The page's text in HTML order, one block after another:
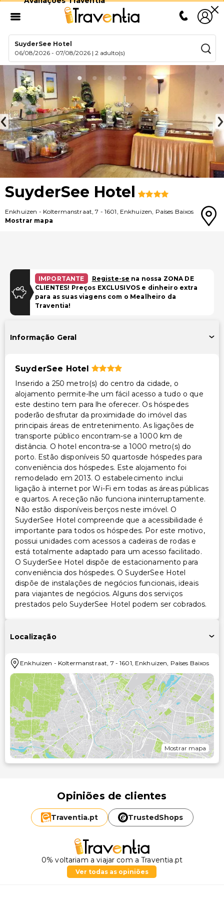
SuyderSee Hotel
06/08/2026 - 07/08/2026 |2 adulto(s)
SuyderSee Hotel
Enkhuizen - Koltermanstraat, 7 - 1601, Enkhuizen, Países Baixos
Mostrar mapa
IMPORTANTE Registe-se na nossa ZONA DE
CLIENTES! Preços EXCLUSIVOS e dinheiro extra
para as suas viagens com o Mealheiro da
Traventia!
Informação Geral
SuyderSee Hotel
Inserido a 250 metro(s) do centro da cidade, o
alojamento permite-lhe um fácil acesso a tudo o que
este destino tem para lhe oferecer. Os hóspedes
poderão desfrutar da proximidade do imóvel das
principais áreas de entretenimento. As ligações de
transporte público encontram-se a 1000 km de
distância. O hotel encontra-se a 1000 metro(s) do
porto. Estão disponíveis 50 quartosde hóspedes para
conveniência dos hóspedes. Este alojamento foi
remodelado em 2013. O estabelecimento inclui
ligação à internet por Wi-Fi em todas as áreas públicas
e quartos. A receção não funciona ininterruptamente.
Não estão disponíveis berços neste imóvel. O
SuyderSee Hotel compreende que a acessibilidade é
importante para todos os hóspedes. Por este motivo,
possui unidades com acessos a cadeiras de rodas e
está totalmente adaptado para um acesso facilitado.
O SuyderSee Hotel dispõe de estacionamento para
conveniência dos hóspedes. O SuyderSee Hotel
dispõe de instalações de negócios funcionais, ideais
para viajantes de negócios. Alguns dos serviços
prestados pelo SuyderSee Hotel podem ser cobrados.
Localização
Enkhuizen - Koltermanstraat, 7 -1601, Enkhuizen, Países Baixos
Mostrar mapa
Opiniões de clientes
Traventia.pt TrustedShops
0% voltariam a viajar com a Traventia.pt
Ver todas as opiniões